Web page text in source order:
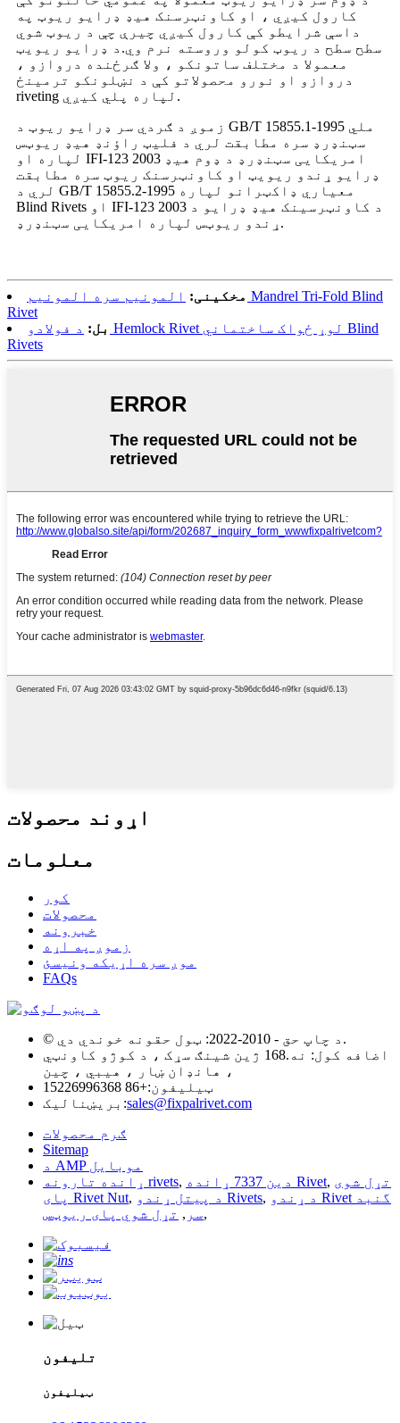
کارول کیږي ، او کاونټرسنک هیډ ډرایو ریوټ په
داسې شرایطو کې کارول کیږي چیرې چې د ریوټ شوي
سطح سطح د ریوټ کولو وروسته نرم وي.د ډرایو ریویټ
معمولا د مختلف ساتونکو ، ولا ګرځنده دروازو ،
دروازو او نورو محصولاتو کې د نښلونکو ترمینځ
riveting لپاره پلي کیږي.
زموږ د ګردي سر ډرایو ریوټ د GB/T 15855.1-1995 ملي
سټنډرډ سره مطابقت لري د فلیټ راؤنډ هیډ ریوټس
لپاره او IFI-123 2003 امریکایی سټنډرډ د ډوم هیډ
ډرایو ړندو ریویټ او کاونټرسنک ریوټ سره مطابقت
لري د GB/T 15855.2-1995 معیاري ډاکټرانو لپاره
Blind Rivets او IFI-123 2003 د کاونټرسینک هیډ ډرایو د
ړندو ریوټس لپاره امریکایی سټنډرډ.
مخکینی: المونیم سره المونیم Mandrel Tri-Fold Blind
Rivet
بل: د فولادو Hemlock Rivet لوړ ځواک ساختماني Blind
Rivets
اړوند محصولات
معلومات
کور
محصولات
خبرونه
زموږ په اړه
موږ سره اړیکه ونیسئ
FAQs
© د چاپ حق - 2010-2022: ټول حقونه خوندي دي.
اضافه کول: نه.168 ژین شینګ سړک ، د کوژو کاونټي
، هانډان ښار ، هیبي ، چین
ټیلیفون:+86 15226996368
بریښنالیک:sales@fixpalrivet.com
ګرم محصولات
Sitemap
د AMP موبایل
ړانده تارونه rivets, دین 7337 ړانده Rivet, تړل شوی
پای Rivet Nut, د پیتل ړندو Rivets, د ړندو Rivet گنبد
سر , تړل شوي پای ریوټس ,
تلیفون
ټیلیفون